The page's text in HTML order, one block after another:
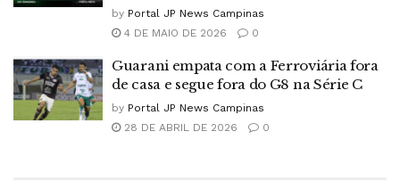
by Portal JP News Campinas
4 DE MAIO DE 2026
0
Guarani empata com a Ferroviária fora
de casa e segue fora do G8 na Série C
by Portal JP News Campinas
28 DE ABRIL DE 2026
0